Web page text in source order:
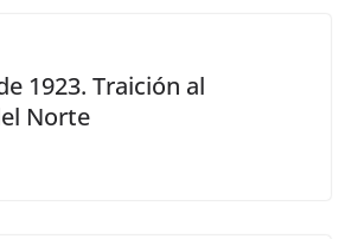
1923. Traición al
Norte